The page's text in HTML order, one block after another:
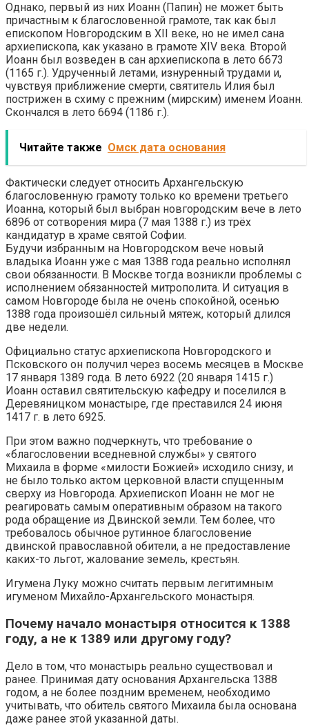
Однако, первый из них Иоанн (Папин) не может быть
причастным к благословенной грамоте, так как был
епископом Новгородским в XII веке, но не имел сана
архиепископа, как указано в грамоте XIV века. Второй
Иоанн был возведен в сан архиепископа в лето 6673
(1165 г.). Удрученный летами, изнуренный трудами и,
чувствуя приближение смерти, святитель Илия был
пострижен в схиму с прежним (мирским) именем Иоанн.
Скончался в лето 6694 (1186 г.).
Читайте также Омск дата основания
Фактически следует относить Архангельскую
благословенную грамоту только ко времени третьего
Иоанна, который был выбран новгородским вече в лето
6896 от сотворения мира (7 мая 1388 г.) из трёх
кандидатур в храме святой Софии.
Будучи избранным на Новгородском вече новый
владыка Иоанн уже с мая 1388 года реально исполнял
свои обязанности. В Москве тогда возникли проблемы с
исполнением обязанностей митрополита. И ситуация в
самом Новгороде была не очень спокойной, осенью
1388 года произошёл сильный мятеж, который длился
две недели.
Официально статус архиепископа Новгородского и
Псковского он получил через восемь месяцев в Москве
17 января 1389 года. В лето 6922 (20 января 1415 г.)
Иоанн оставил святительскую кафедру и поселился в
Деревяницком монастыре, где прeставился 24 июня
1417 г. в лето 6925.
При этом важно подчеркнуть, что требование о
«благословении вседневной службы» у святого
Михаила в форме «милости Божией» исходило снизу, и
не было только актом церковной власти спущенным
сверху из Новгорода. Архиепископ Иоанн не мог не
реагировать самым оперативным образом на такого
рода обращение из Двинской земли. Тем более, что
требовалось обычное рутинное благословение
двинской православной обители, а не предоставление
каких-то льгот, жалование земель, крестьян.
Игумена Луку можно считать первым легитимным
игуменом Михайло-Архангельского монастыря.
Почему начало монастыря относится к 1388
году, а не к 1389 или другому году?
Дело в том, что монастырь реально существовал и
ранее. Принимая дату основания Архангельска 1388
годом, а не более поздним временем, необходимо
учитывать, что обитель святого Михаила была основана
даже ранее этой указанной даты.